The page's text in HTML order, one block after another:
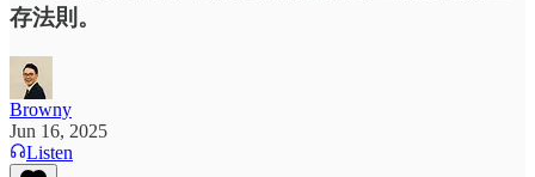
存法則。
Browny
Jun 16, 2025
Listen